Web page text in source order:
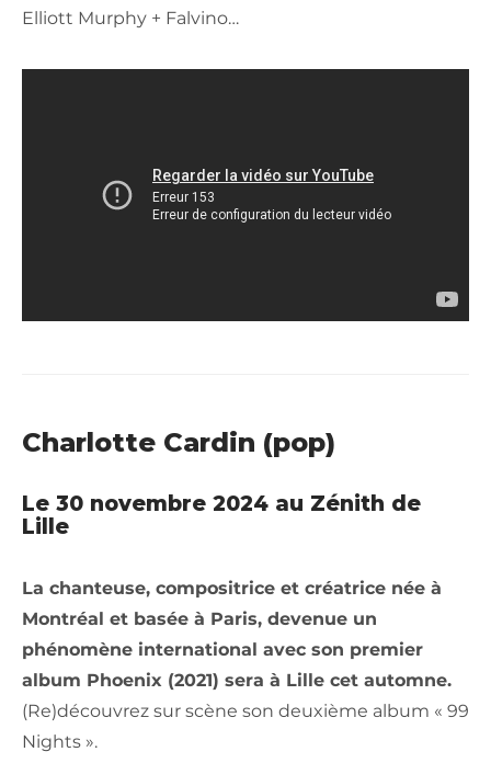
Elliott Murphy + Falvino…
Charlotte Cardin (pop)
Le 30 novembre 2024 au Zénith de
Lille
La chanteuse, compositrice et créatrice née à
Montréal et basée à Paris, devenue un
phénomène international avec son premier
album Phoenix (2021) sera à Lille cet automne.
(Re)découvrez sur scène son deuxième album « 99
Nights ».